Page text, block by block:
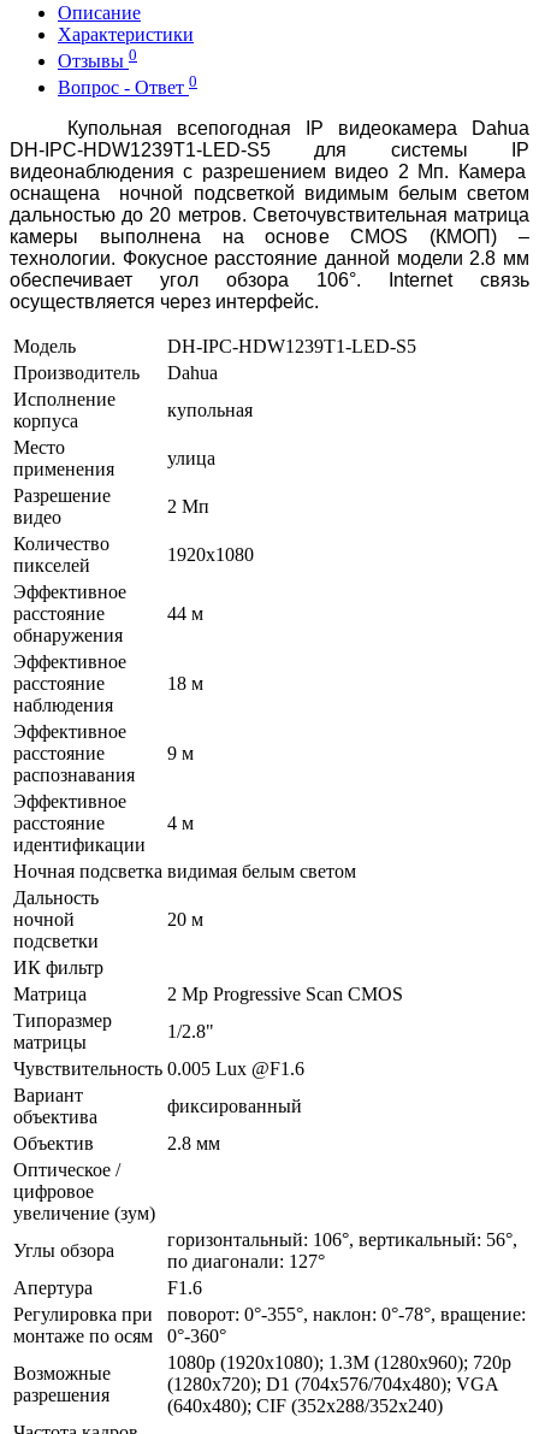
Описание
Характеристики
Отзывы 0
Вопрос - Ответ 0
Купольная всепогодная IP
видеокамера Dahua
DH-IPC-HDW1239T1-LED-S5
для системы
IP
видеонаблюдения с разрешением видео 2Мп. Камера
оснащена
ночной подсветкой видимым белым светом
дальностью до20 метров. Светочувствительная матрица
камеры выполнена на основе CMOS (КМОП) –
технологии. Фокусное расстояние данной модели 2.8 мм
обеспечивает угол обзора 106°.
Internet cвязь
осуществляется через интерфейс.
Модель
DH-IPC-HDW1239T1-LED-S5
Производитель
Dahua
Исполнение
корпуса
купольная
Место
применения
улица
Разрешение
видео
2 Мп
Количество
пикселей
1920х1080
Эффективное
расстояние
обнаружения
44 м
Эффективное
расстояние
наблюдения
18 м
Эффективное
расстояние
распознавания
9 м
Эффективное
расстояние
идентификации
4 м
Ночная подсветка видимая белым светом
Дальность
ночной
подсветки
20 м
ИК фильтр
Матрица
2 Mp Progressive Scan CMOS
Типоразмер
матрицы
1/2.8"
Чувствительность 0.005 Lux @F1.6
Вариант
объектива
фиксированный
Объектив
2.8 мм
Оптическое /
цифровое
увеличение (зум)
Углы обзора
горизонтальный: 106°, вертикальный: 56°,
по диагонали: 127°
Апертура
F1.6
Регулировка при
монтаже по осям
поворот: 0°-355°, наклон: 0°-78°, вращение:
0°-360°
Возможные
разрешения
1080p (1920x1080); 1.3M (1280x960); 720p
(1280x720); D1 (704x576/704x480); VGA
(640x480); CIF (352x288/352x240)